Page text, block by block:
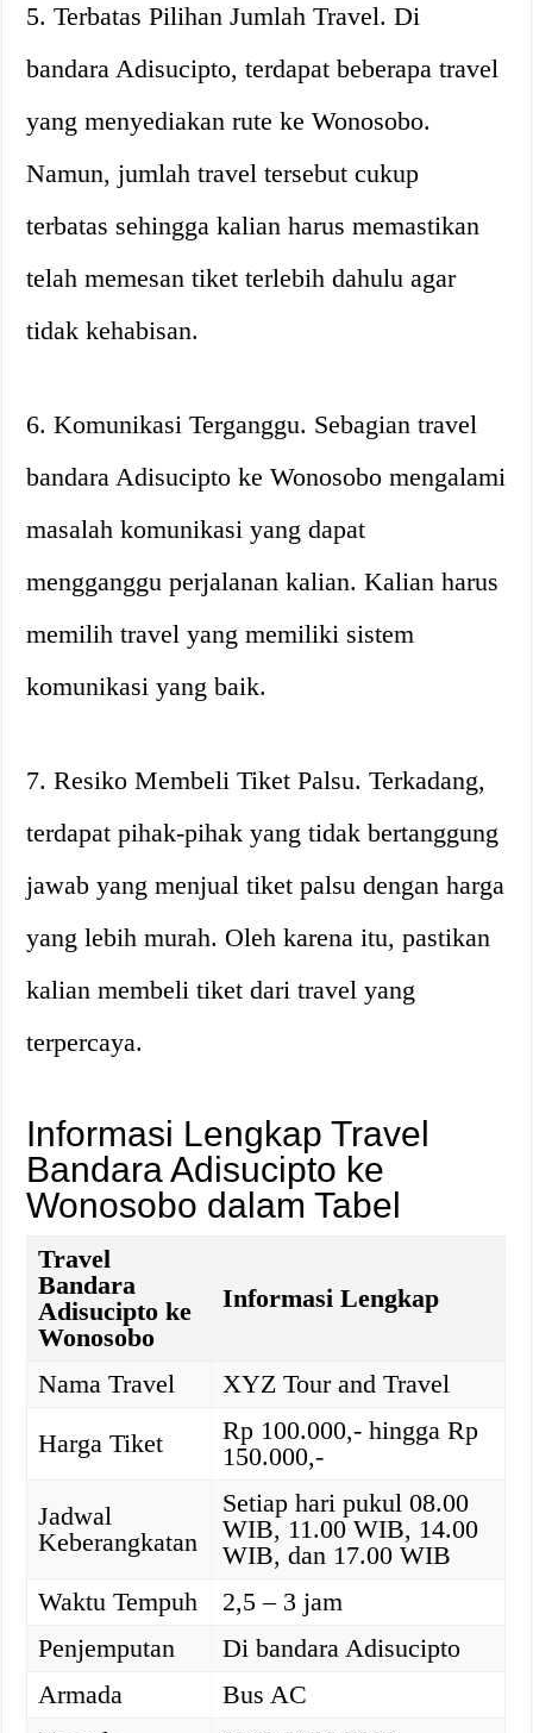
5. Terbatas Pilihan Jumlah Travel. Di
bandara Adisucipto, terdapat beberapa travel
yang menyediakan rute ke Wonosobo.
Namun, jumlah travel tersebut cukup
terbatas sehingga kalian harus memastikan
telah memesan tiket terlebih dahulu agar
tidak kehabisan.
6. Komunikasi Terganggu. Sebagian travel
bandara Adisucipto ke Wonosobo mengalami
masalah komunikasi yang dapat
mengganggu perjalanan kalian. Kalian harus
memilih travel yang memiliki sistem
komunikasi yang baik.
7. Resiko Membeli Tiket Palsu. Terkadang,
terdapat pihak-pihak yang tidak bertanggung
jawab yang menjual tiket palsu dengan harga
yang lebih murah. Oleh karena itu, pastikan
kalian membeli tiket dari travel yang
terpercaya.
Informasi Lengkap Travel
Bandara Adisucipto ke
Wonosobo dalam Tabel
Travel
Bandara
Adisucipto ke
Wonosobo
Informasi Lengkap
Nama Travel
XYZ Tour and Travel
Harga Tiket
Rp 100.000,- hingga Rp
150.000,-
Jadwal
Keberangkatan
Setiap hari pukul 08.00
WIB, 11.00 WIB, 14.00
WIB, dan 17.00 WIB
Waktu Tempuh
2,5 – 3 jam
Penjemputan
Di bandara Adisucipto
Armada
Bus AC